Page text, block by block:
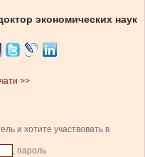
экономических наук
>>
и хотите участвовать в
, пароль